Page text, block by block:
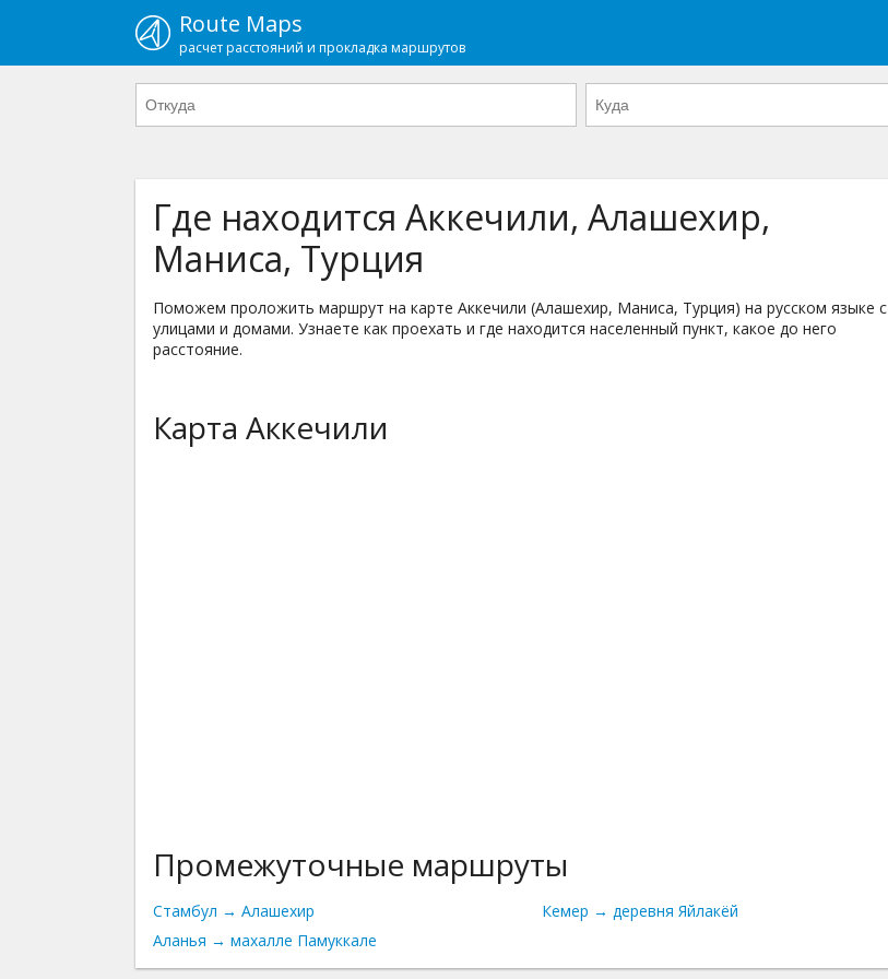
Route Maps
расчет расстояний и прокладка маршрутов
Где находится Аккечили, Алашехир,
Маниса, Турция
Поможем проложить маршрут на карте Аккечили (Алашехир, Маниса, Турция) на русском языке с
улицами и домами. Узнаете как проехать и где находится населенный пункт, какое до него
расстояние.
Карта Аккечили
Промежуточные маршруты
Стамбул → Алашехир
Аланья → махалле Памуккале
Кемер → деревня Яйлакёй